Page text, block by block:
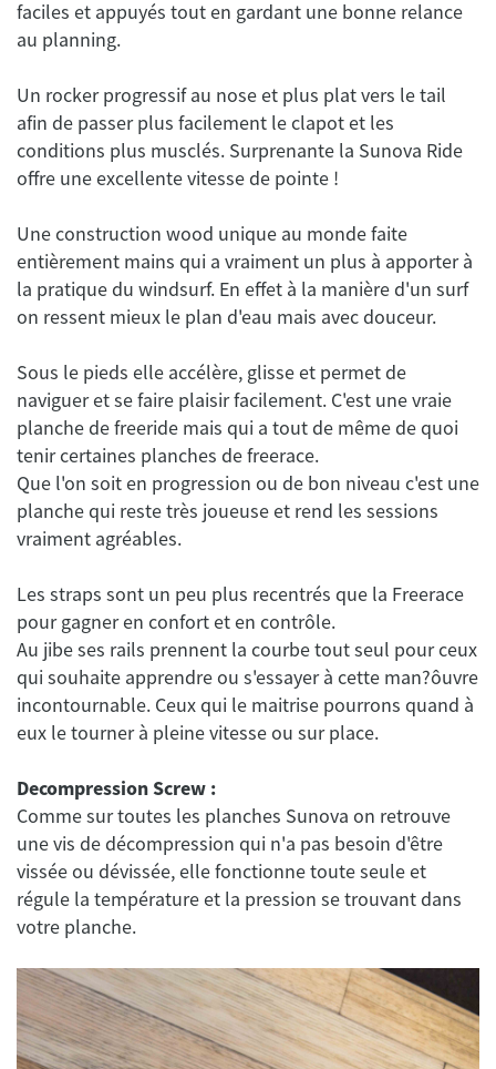
faciles et appuyés tout en gardant une bonne relance
Un rocker progressif au nose et plus plat vers le tail
afin de passer plus facilement le clapot et les
conditions plus musclés. Surprenante la Sunova Ride
Une construction wood unique au monde faite
entièrement mains qui a vraiment un plus à apporter à
la pratique du windsurf. En effet à la manière d'un surf
Sous le pieds elle accélère, glisse et permet de
naviguer et se faire plaisir facilement. C'est une vraie
planche de freeride mais qui a tout de même de quoi
tenir certaines planches de freerace.
Que l'on soit en progression ou de bon niveau c'est une
planche qui reste très joueuse et rend les sessions
Les straps sont un peu plus recentrés que la Freerace
pour gagner en confort et en contrôle.
Au jibe ses rails prennent la courbe tout seul pour ceux
qui souhaite apprendre ou s'essayer à cette man?ôuvre
incontournable. Ceux qui le maitrise pourrons quand à
Decompression Screw :
Comme sur toutes les planches Sunova on retrouve
une vis de décompression qui n'a pas besoin d'être
vissée ou dévissée, elle fonctionne toute seule et
régule la température et la pression se trouvant dans